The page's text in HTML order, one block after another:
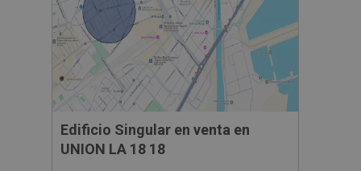
Edificio Singular en venta en
UNION LA 18 18